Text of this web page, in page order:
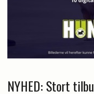
NYHED: Stort